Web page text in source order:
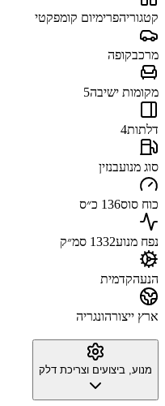
קטגוריהפרימיום קומפקטי
מרכבקופה
מקומות ישיבה5
דלתות4
סוג מנועבנזין
כוח סוס136 כ״ס
נפח מנוע1332 סמ״ק
הנעהקדמית
ארץ ייצורהונגריה
מנוע, ביצועים וצריכת דלק